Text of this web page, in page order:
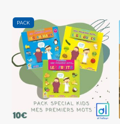
PACK